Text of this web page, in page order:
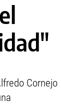
Cornejo